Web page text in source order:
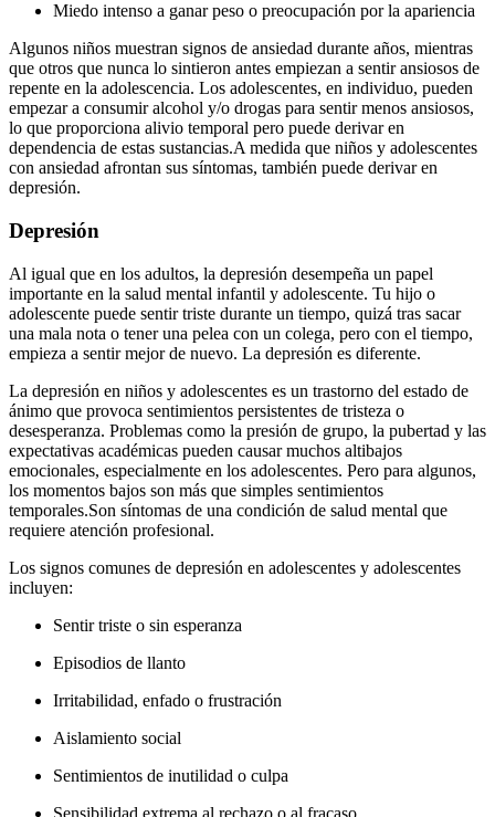
Miedo intenso a ganar peso o preocupación por la apariencia
Algunos niños muestran signos de ansiedad durante años, mientras
que otros que nunca lo sintieron antes empiezan a sentir ansiosos de
repente en la adolescencia. Los adolescentes, en individuo, pueden
empezar a consumir alcohol y/o drogas para sentir menos ansiosos,
lo que proporciona alivio temporal pero puede derivar en
dependencia de estas sustancias.A medida que niños y adolescentes
con ansiedad afrontan sus síntomas, también puede derivar en
depresión.
Depresión
Al igual que en los adultos, la depresión desempeña un papel
importante en la salud mental infantil y adolescente. Tu hijo o
adolescente puede sentir triste durante un tiempo, quizá tras sacar
una mala nota o tener una pelea con un colega, pero con el tiempo,
empieza a sentir mejor de nuevo. La depresión es diferente.
La depresión en niños y adolescentes es un trastorno del estado de
ánimo que provoca sentimientos persistentes de tristeza o
desesperanza. Problemas como la presión de grupo, la pubertad y las
expectativas académicas pueden causar muchos altibajos
emocionales, especialmente en los adolescentes. Pero para algunos,
los momentos bajos son más que simples sentimientos
temporales.Son síntomas de una condición de salud mental que
requiere atención profesional.
Los signos comunes de depresión en adolescentes y adolescentes
incluyen:
Sentir triste o sin esperanza
Episodios de llanto
Irritabilidad, enfado o frustración
Aislamiento social
Sentimientos de inutilidad o culpa
Sensibilidad extrema al rechazo o al fracaso